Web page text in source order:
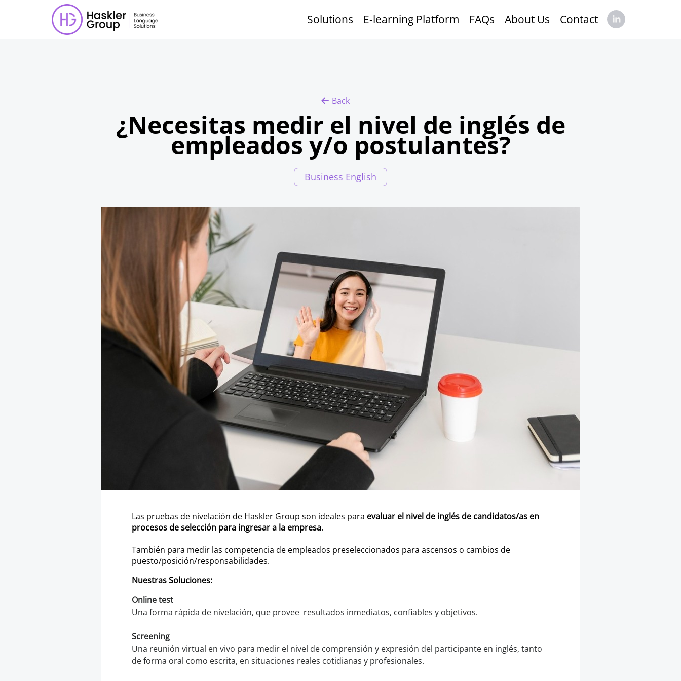
Solutions E-learning Platform FAQs About Us Contact
Back
¿Necesitas medir el nivel de inglés de
empleados y/o postulantes?
Business English
Las pruebas de nivelación de Haskler Group son ideales para evaluar el nivel de inglés de candidatos/as en
procesos de selección para ingresar a la empresa.
También para medir las competencia de empleados preseleccionados para ascensos o cambios de
puesto/posición/responsabilidades.
Nuestras Soluciones:
Online test
Una forma rápida de nivelación, que provee resultados inmediatos, confiables y objetivos.
Screening
Una reunión virtual en vivo para medir el nivel de comprensión y expresión del participante en inglés, tanto
de forma oral como escrita, en situaciones reales cotidianas y profesionales.